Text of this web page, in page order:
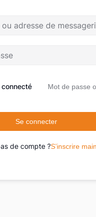
Mot de passe
Se connecter
de compte ?S’inscrire